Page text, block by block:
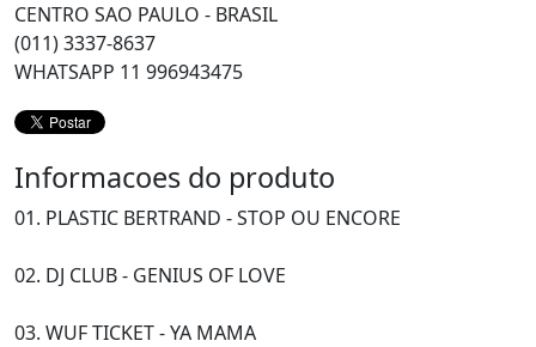
CENTRO SAO PAULO - BRASIL
(011) 3337-8637
WHATSAPP 11 996943475
Informacoes do produto
01. PLASTIC BERTRAND - STOP OU ENCORE
02. DJ CLUB - GENIUS OF LOVE
03. WUF TICKET - YA MAMA